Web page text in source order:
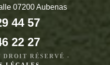
07200 Aubenas
44 57
22 27
DROIT RÉSERVÉ -